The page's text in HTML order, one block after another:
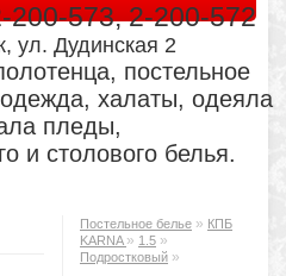
200-573, 2-200-572
ул. Дудинская 2
постельное
халаты, одеяла
пледы,
и столового белья.
Постельное белье » КПБ
KARNA » 1.5 »
Подростковый »